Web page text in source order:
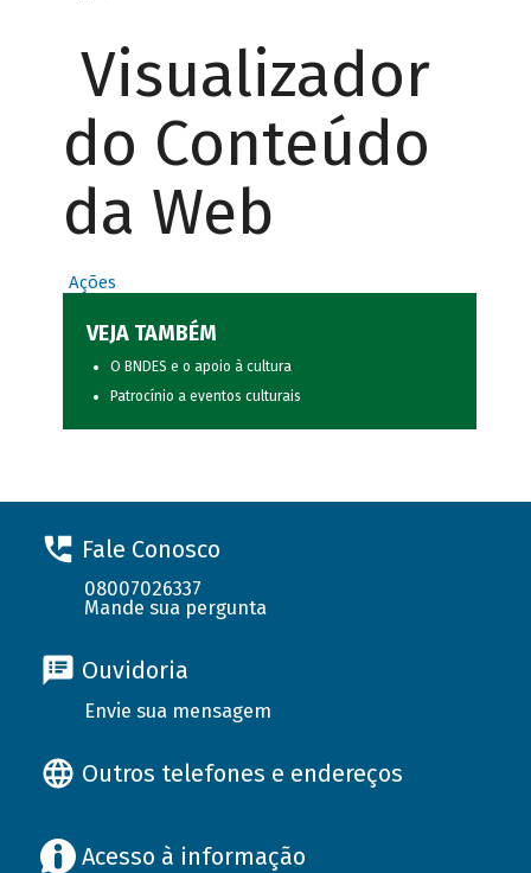
Visualizador
do Conteúdo
da Web
Ações
VEJA TAMBÉM
O BNDES e o apoio à cultura
Patrocínio a eventos culturais
Fale Conosco
08007026337
Mande sua pergunta
Ouvidoria
Envie sua mensagem
Outros telefones e endereços
Acesso à informação